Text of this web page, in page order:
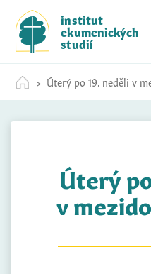
c
institut
ekumenických
studií
Úterý po 19. neděli v
Úterý
v